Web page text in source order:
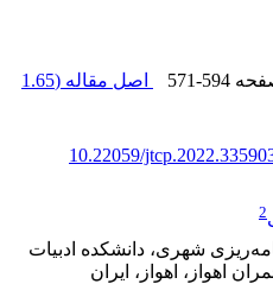
571-594 اصل مقاله (1.65
10.22059/
2
شهری، دانشکده ادبیات
اهواز، اهواز، ایران